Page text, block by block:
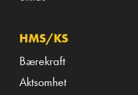
HMS/KS
Bærekraft
Aktsomhet